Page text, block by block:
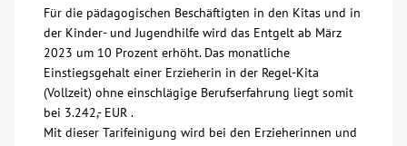
Für die pädagogischen Beschäftigten in den Kitas und in
der Kinder- und Jugendhilfe wird das Entgelt ab März
2023 um 10 Prozent erhöht. Das monatliche
Einstiegsgehalt einer Erzieherin in der Regel-Kita
(Vollzeit) ohne einschlägige Berufserfahrung liegt somit
bei 3.242,- EUR .
Mit dieser Tarifeinigung wird bei den Erzieherinnen und